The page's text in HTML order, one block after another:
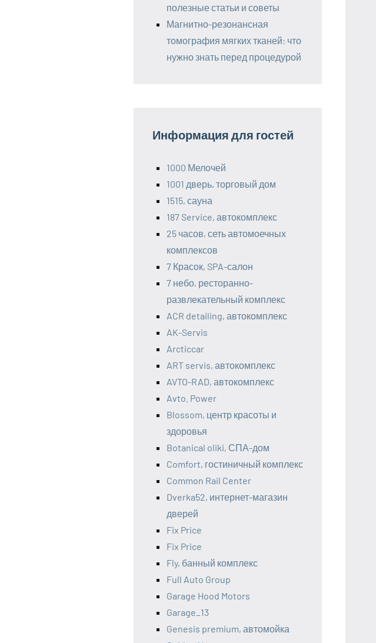
полезные статьи и советы
Магнитно-резонансная
томография мягких тканей: что
нужно знать перед процедурой
Информация для гостей
1000 Мелочей
1001 дверь, торговый дом
1515, сауна
187 Service, автокомплекс
25 часов, сеть автомоечных
комплексов
7 Красок, SPA-салон
7 небо, ресторанно-
развлекательный комплекс
ACR detailing, автокомплекс
AK-Servis
Arcticcar
ART servis, автокомплекс
AVTO-RAD, автокомплекс
Avto. Power
Blossom, центр красоты и
здоровья
Botanical oliki, СПА-дом
Comfort, гостиничный комплекс
Common Rail Center
Dverka52, интернет-магазин
дверей
Fix Price
Fix Price
Fly, банный комплекс
Full Auto Group
Garage Hood Motors
Garage_13
Genesis premium, автомойка